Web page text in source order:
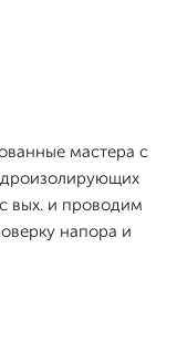
мастера с
вых. и проводим
напора и